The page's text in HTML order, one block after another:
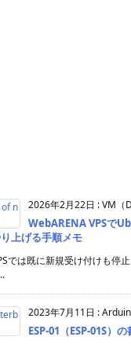
2026年2月22日 :VM（
WebARENA VPSで
上げる手順メモ
では既に新規受け付けも停
2023年7月11日 :
ESP-01（ESP-01S）